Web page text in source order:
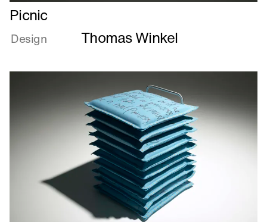
Læs
mere
om
Picnic
Design Thomas Winkel